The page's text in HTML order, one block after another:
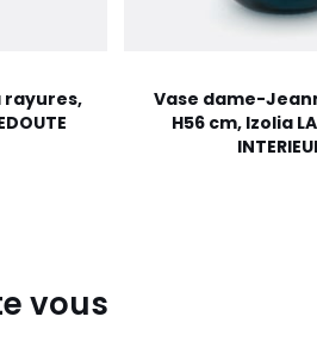
rayures,
Vase dame-
H56 cm, Izolia LA
vous